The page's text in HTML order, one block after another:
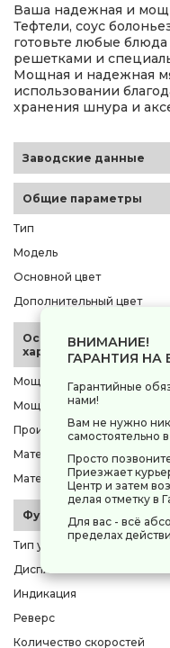
Ваша надежная и
Тефтели, соус
готовьте любые
решетками и
Мощная и надежная
использовании
хранения шнура и
Заводские данные
Общие параметры
Тип
Модель
Основной цвет
Дополнительный цвет
Основные
характеристики
Мощность максимальная
Мощность номинальная
Производительность
Материал корпуса
Материал лотка
Функции и управление
Тип управления
Дисплей
Индикация
Реверс
Количество скоростей
ВНИМАНИЕ!
ГАРАНТИЯ НА
Гарантийные
нами!
Вам не нужно
самостоятельно
Просто
Приезжает
Центр и затем
делая отметку в
Для вас - всё
пределах